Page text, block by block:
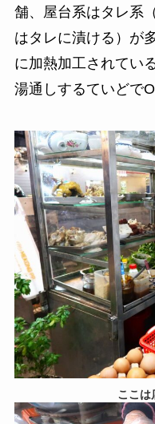
舗、屋台系はタレ系
はタレに漬ける）が
に加熱加工されてい
湯通しするていどで
ここは